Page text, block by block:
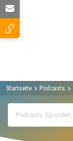
Startseite Podcasts